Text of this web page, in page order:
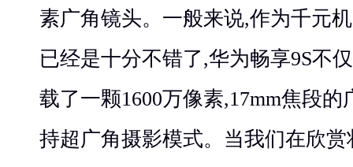
素广角镜头。一般来说,作为千元
已经是十分不错了,华为畅享9S不
载了一颗1600万像素,17mm焦段
持超广角摄影模式。当我们在欣